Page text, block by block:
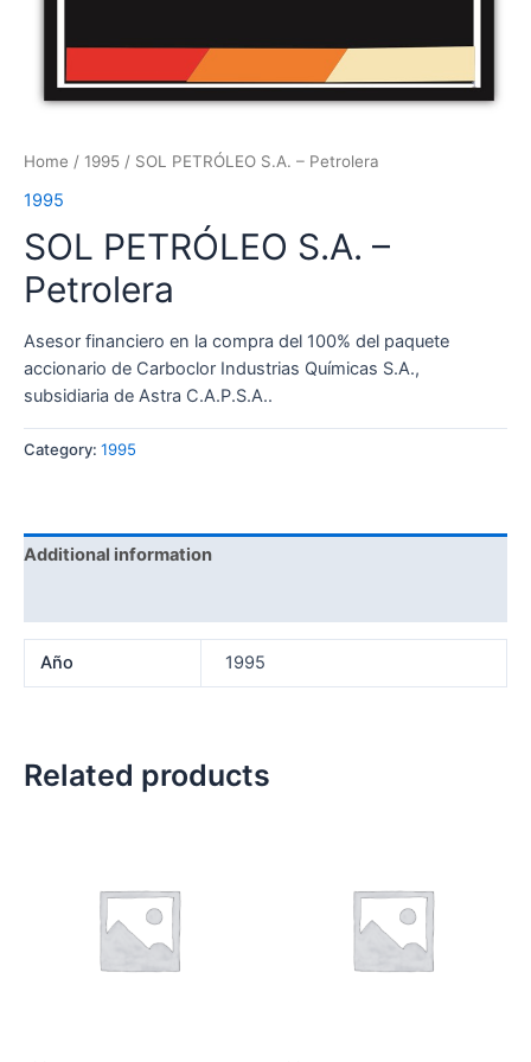
Home / 1995 / SOL PETRÓLEO S.A. – Petrolera
1995
SOL PETRÓLEO S.A. –
Petrolera
Asesor financiero en la compra del 100% del paquete
accionario de Carboclor Industrias Químicas S.A.,
subsidiaria de Astra C.A.P.S.A..
Category: 1995
Additional information
Año 1995
Related products